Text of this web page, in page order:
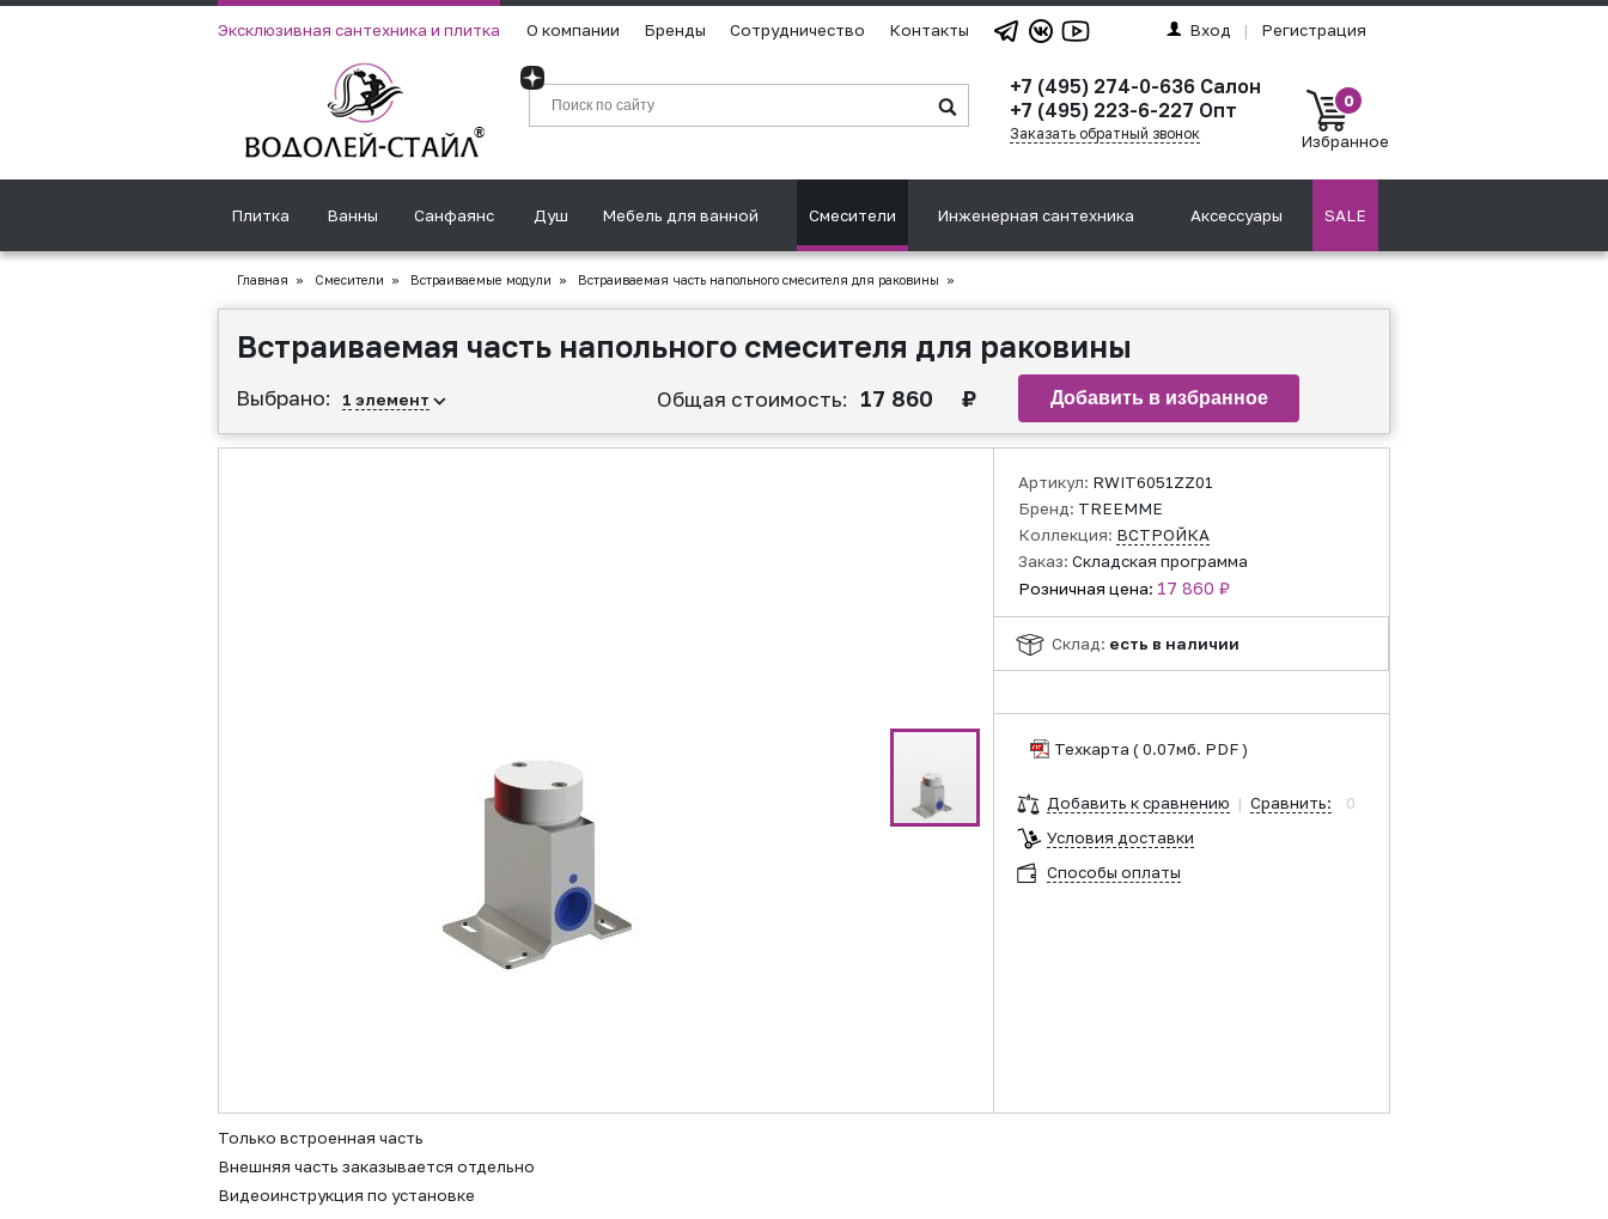
Эксклюзивная сантехника и плитка О компании Бренды Сотрудничество Контакты Вход | Регистрация
+7 (495) 274-0-636 Салон
+7 (495) 223-6-227 Опт
Заказать обратный звонок
0
Избранное
Плитка Ванны Санфаянс Душ Мебель для ванной Смесители Инженерная сантехника Аксессуары SALE
Главная » Смесители » Встраиваемые модули » Встраиваемая часть напольного смесителя для раковины »
Встраиваемая часть напольного смесителя для раковины
Выбрано: 1 элемент Общая стоимость: 17 860 ₽
Артикул: RWIT6051ZZ01
Бренд: TREEMME
Коллекция: ВСТРОЙКА
Заказ: Складская программа
Розничная цена: 17 860 ₽
Склад: есть в наличии
Техкарта ( 0.07мб. PDF )
Добавить к сравнению | Сравнить:
0
Условия доставки
Способы оплаты
Только встроенная часть
Внешняя часть заказывается отдельно
Видеоинструкция по установке